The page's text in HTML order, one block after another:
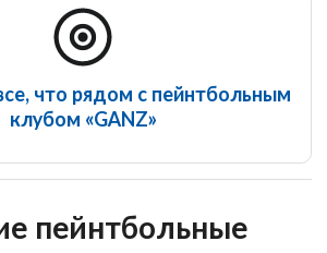
что рядом с пейнтбольным
клубом «GANZ»
пейнтбольные